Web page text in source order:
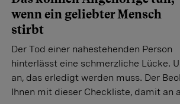
wenn ein geliebter Mensch
stirbt
Der Tod einer nahestehenden Person
hinterlässt eine schmerzliche Lücke.
an, das erledigt werden muss. Der
Ihnen mit dieser Checkliste, damit an